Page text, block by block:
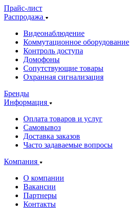
Прайс-лист
Распродажа
Видеонаблюдение
Коммутационное оборудование
Контроль доступа
Домофоны
Сопутствующие товары
Охранная сигнализация
Бренды
Информация
Оплата товаров и услуг
Самовывоз
Доставка заказов
Часто задаваемые вопросы
Компания
О компании
Вакансии
Партнеры
Контакты